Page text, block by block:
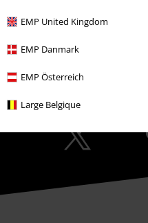
EMP United Kingdom
EMP Danmark
EMP Österreich
Large Belgique